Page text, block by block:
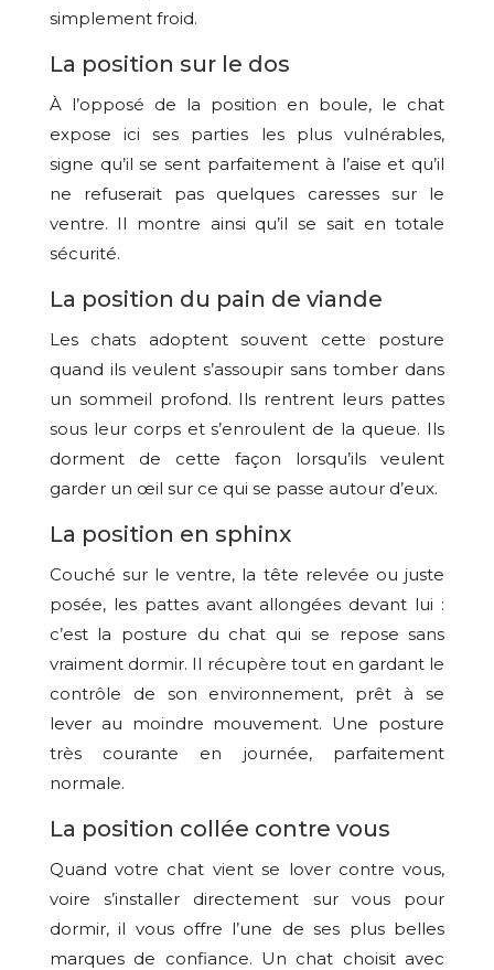
simplement froid.
La position sur le dos
À l’opposé de la position en boule, le chat
expose ici ses parties les plus vulnérables,
signe qu’il se sent parfaitement à l’aise et qu’il
ne refuserait pas quelques caresses sur le
ventre. Il montre ainsi qu’il se sait en totale
sécurité.
La position du pain de viande
Les chats adoptent souvent cette posture
quand ils veulent s’assoupir sans tomber dans
un sommeil profond. Ils rentrent leurs pattes
sous leur corps et s’enroulent de la queue. Ils
dorment de cette façon lorsqu’ils veulent
garder un œil sur ce qui se passe autour d’eux.
La position en sphinx
Couché sur le ventre, la tête relevée ou juste
posée, les pattes avant allongées devant lui :
c’est la posture du chat qui se repose sans
vraiment dormir. Il récupère tout en gardant le
contrôle de son environnement, prêt à se
lever au moindre mouvement. Une posture
très courante en journée, parfaitement
normale.
La position collée contre vous
Quand votre chat vient se lover contre vous,
voire s’installer directement sur vous pour
dormir, il vous offre l’une de ses plus belles
marques de confiance. Un chat choisit avec